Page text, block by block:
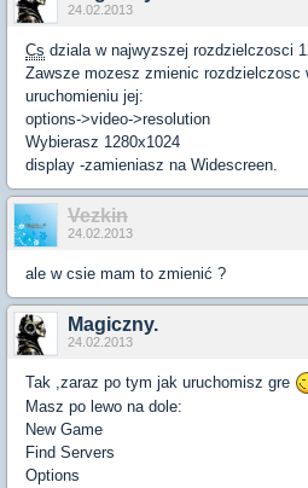
24.02.2013
Cs dziala w najwyzszej rozdzielczosci
Zawsze mozesz zmienic rozdzielczosc
uruchomieniu jej:
options->video->resolution
Wybierasz 1280x1024
display -zamieniasz na Widescreen.
Vezkin
24.02.2013
ale w csie mam to zmienić ?
Magiczny.
24.02.2013
Tak ,zaraz po tym jak uruchomisz gre
Masz po lewo na dole:
New Game
Find Servers
Options